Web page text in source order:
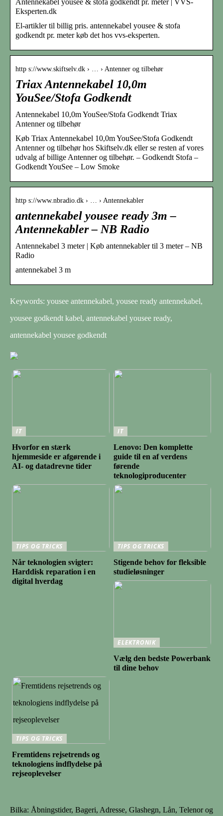
Eksperten.dk
El-artikler til billig pris. antennekabel yousee & stofa
godkendt pr. meter køb det hos vvs-eksperten.
http s://www.skiftselv.dk › … › Antenner og tilbehør
Triax Antennekabel 10,0m
YouSee/Stofa Godkendt
Antennekabel 10,0m YouSee/Stofa Godkendt Triax
Antenner og tilbehør
Køb Triax Antennekabel 10,0m YouSee/Stofa Godkendt
Antenner og tilbehør hos Skiftselv.dk eller se resten af vores
udvalg af billige Antenner og tilbehør. – Godkendt Stofa –
Godkendt YouSee – Low Smoke
http s://www.nbradio.dk › … › Antennekabler
antennekabel yousee ready 3m –
Antennekabler – NB Radio
Antennekabel 3 meter | Køb antennekabler til 3 meter – NB
Radio
antennekabel 3 m
Keywords: yousee antennekabel, yousee ready antennekabel,
yousee godkendt kabel, antennekabel yousee ready,
antennekabel yousee godkendt
IT
Hvorfor en stærk
hjemmeside er afgørende i
AI- og datadrevne tider
IT
Lenovo: Den komplette
guide til en af verdens
førende
teknologiproducenter
TIPS OG TRICKS
Når teknologien svigter:
Harddisk reparation i en
digital hverdag
TIPS OG TRICKS
Stigende behov for fleksible
studieløsninger
ELEKTRONIK
Vælg den bedste Powerbank
til dine behov
TIPS OG TRICKS
Fremtidens rejsetrends og
teknologiens indflydelse på
rejseoplevelser
Bilka: Åbningstider, Bageri, Adresse, Glashegn, Lån, Telenor og